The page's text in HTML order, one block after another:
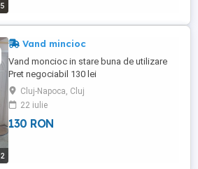
5
2
Vand mincioc
Vand moncioc in stare buna de utilizare
Pret negociabil 130 lei
Cluj-Napoca, Cluj
22 iulie
130 RON